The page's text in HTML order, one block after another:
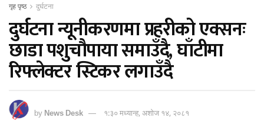
गृह पृष्ठ दुर्घटना
दुर्घटना न्यूनीकरणमा प्रहरीको एक्सनः
छाडा पशुचौपाया समाउँदै, घाँटीमा
रिफ्लेक्टर स्टिकर लगाउँदै
byNews Desk १:३० मध्यान्ह, अशोज १४, २०८१